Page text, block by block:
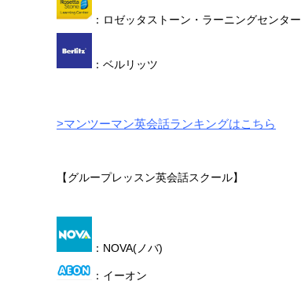
：ロゼッタストーン・ラーニングセンター
：ベルリッツ
>マンツーマン英会話ランキングはこちら
【グループレッスン英会話スクール】
：NOVA(ノバ)
：イーオン